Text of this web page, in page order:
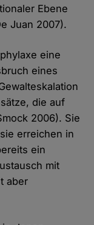
Ebene
Juan 2007).
eine
eines
die auf
2006). Sie
erreichen in
ein
mit
aber